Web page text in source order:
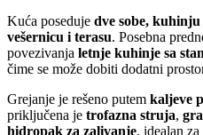
Kuća poseduje dve sobe,
vešernicu i terasu. Posebna
povezivanja letnje kuhinje sa
čime se može dobiti dodatni
Grejanje je rešeno putem kaljeve
priključena je trofazna struja,
hidropak za zalivanje, idealan